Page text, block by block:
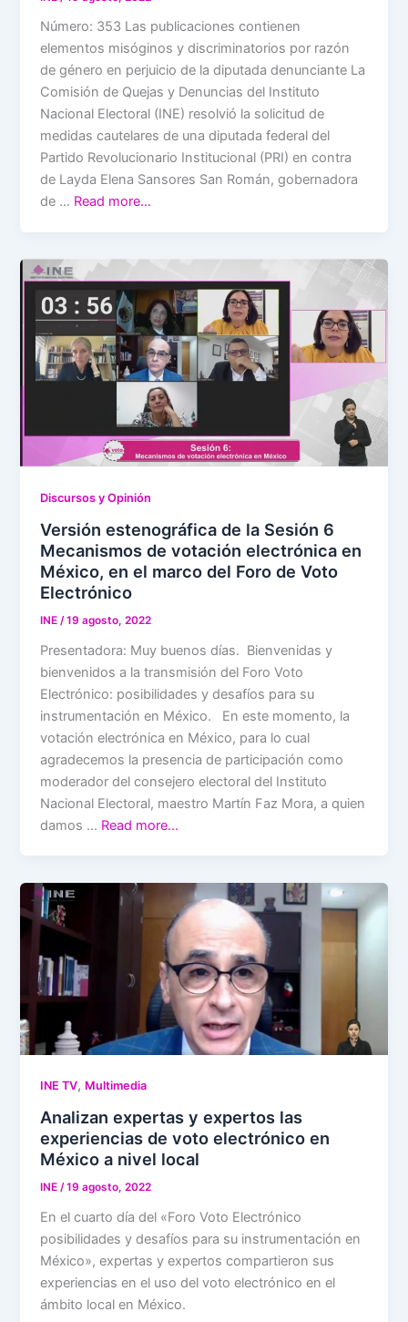
Número: 353 Las publicaciones contienen
elementos misóginos y discriminatorios por razón
de género en perjuicio de la diputada denunciante La
Comisión de Quejas y Denuncias del Instituto
Nacional Electoral (INE) resolvió la solicitud de
medidas cautelares de una diputada federal del
Partido Revolucionario Institucional (PRI) en contra
de Layda Elena Sansores San Román, gobernadora
de … Read more…
Discursos y Opinión
Versión estenográfica de la Sesión 6
Mecanismos de votación electrónica en
México, en el marco del Foro de Voto
Electrónico
INE /19 agosto, 2022
Presentadora: Muy buenos días. Bienvenidas y
bienvenidos a la transmisión del Foro Voto
Electrónico: posibilidades y desafíos para su
instrumentación en México. En este momento, la
votación electrónica en México, para lo cual
agradecemos la presencia de participación como
moderador del consejero electoral del Instituto
Nacional Electoral, maestro Martín Faz Mora, a quien
damos … Read more…
INE TV, Multimedia
Analizan expertas y expertos las
experiencias de voto electrónico en
México a nivel local
INE/19 agosto, 2022
En el cuarto día del «Foro Voto Electrónico
posibilidades y desafíos para su instrumentación en
México», expertas y expertos compartieron sus
experiencias en el uso del voto electrónico en el
ámbito local en México.